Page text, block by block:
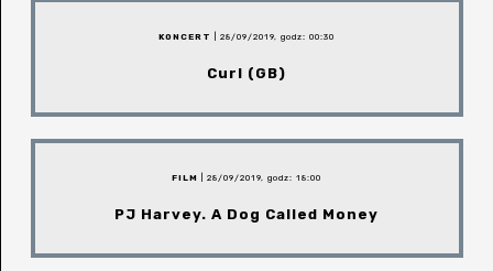
KONCERT | 28/09/2019, godz: 00:30
Curl (GB)
FILM | 28/09/2019, godz: 18:00
PJ Harvey. A Dog Called Money